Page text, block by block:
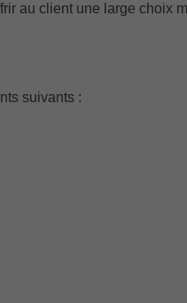
au client une large choix
suivants :